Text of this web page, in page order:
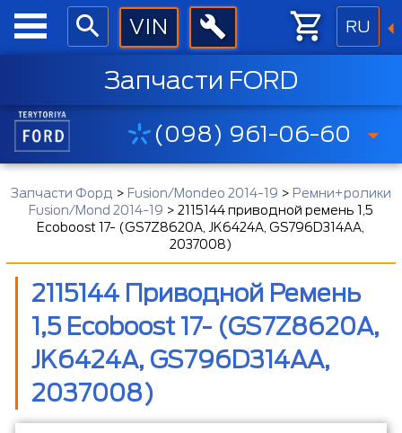
RU
Запчасти FORD
(098) 961-06-60
Запчасти Форд > Fusion/Mondeo 2014-19 > Ремни+ролики
Fusion/Mond 2014-19 > 2115144 приводной ремень 1,5
Ecoboost 17- (GS7Z8620A, JK6424A, GS796D314AA,
2037008)
2115144 Приводной Ремень
1,5 Ecoboost 17- (GS7Z8620A,
JK6424A, GS796D314AA,
2037008)